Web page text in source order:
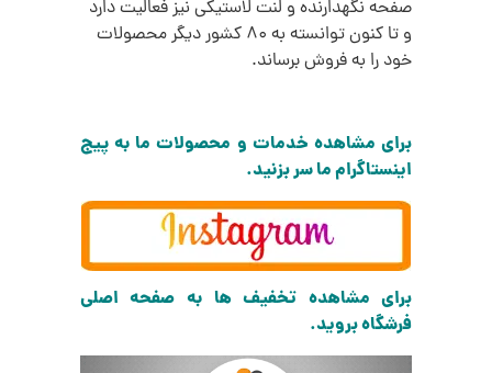
صفحه نگهدارنده و لنت لاستیکی نیز فعالیت دارد
و تا کنون توانسته به 80 کشور دیگر محصولات
خود را به فروش برساند.
برای مشاهده خدمات و محصولات ما به پیج
اینستاگرام ما سر بزنید.
برای مشاهده تخفیف ها به صفحه اصلی
فرشگاه بروید.